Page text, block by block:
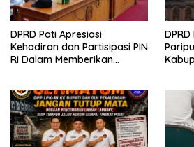
DPRD Pati Apresiasi
Kehadiran dan Partisipasi PIN
RI Dalam Memberikan